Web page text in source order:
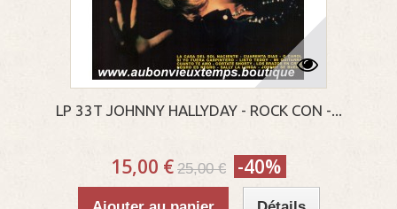
LP 33T JOHNNY HALLYDAY - ROCK CON -...
15,00 € 25,00 € -40%